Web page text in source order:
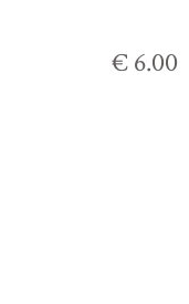
€ 6.00